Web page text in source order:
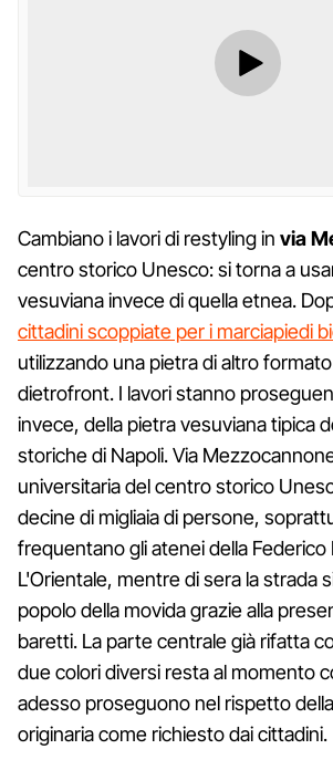
Cambiano i lavori di restyling in via
centro storico Unesco: si torna a
vesuviana invece di quella etnea.
cittadini scoppiate per i marciapiedi
utilizzando una pietra di altro
dietrofront. I lavori stanno
invece, della pietra vesuviana tipica
storiche di Napoli. Via
universitaria del centro storico
decine di migliaia di persone,
frequentano gli atenei della Federico
L'Orientale, mentre di sera la strada
popolo della movida grazie alla
baretti. La parte centrale già rifatta
due colori diversi resta al momento
adesso proseguono nel rispetto
originaria come richiesto dai cittadini.